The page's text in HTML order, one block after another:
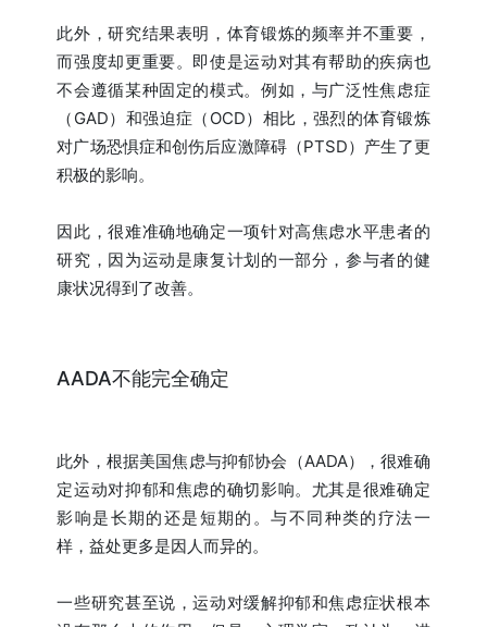
此外，研究结果表明，体育锻炼的频率并不重要，
而强度却更重要。即使是运动对其有帮助的疾病也
不会遵循某种固定的模式。例如，与广泛性焦虑症
（GAD）和强迫症（OCD）相比，强烈的体育锻炼
对广场恐惧症和创伤后应激障碍（PTSD）产生了更
积极的影响。
因此，很难准确地确定一项针对高焦虑水平患者的
研究，因为运动是康复计划的一部分，参与者的健
康状况得到了改善。
AADA不能完全确定
此外，根据美国焦虑与抑郁协会（AADA），很难确
定运动对抑郁和焦虑的确切影响。尤其是很难确定
影响是长期的还是短期的。与不同种类的疗法一
样，益处更多是因人而异的。
一些研究甚至说，运动对缓解抑郁和焦虑症状根本